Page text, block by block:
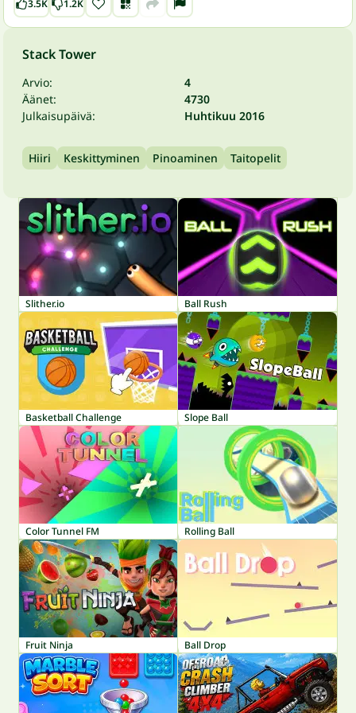
3.5K 1.2K
Stack Tower
Arvio:
4
Äänet:
4730
Julkaisupäivä:
Huhtikuu 2016
Hiiri Keskittyminen Pinoaminen Taitopelit
Slither.io Ball Rush
Basketball Challenge Slope Ball
Color Tunnel FM Rolling Ball
Fruit Ninja Ball Drop